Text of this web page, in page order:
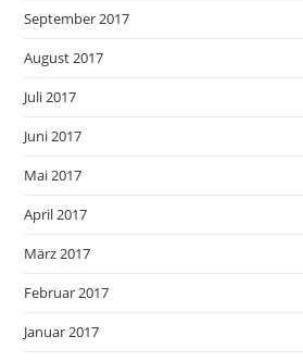
September 2017
August 2017
Juli 2017
Juni 2017
Mai 2017
April 2017
März 2017
Februar 2017
Januar 2017